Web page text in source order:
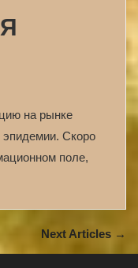
на рынке
эпидемии. Скоро
поле,
Next Articles →